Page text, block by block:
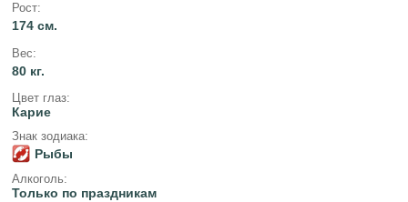
Рост:
174 см.
Вес:
80 кг.
Цвет глаз:
Карие
Знак зодиака:
Рыбы
Алкоголь:
Только по праздникам